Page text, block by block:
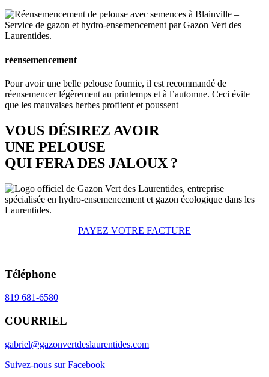
réensemencement
Pour avoir une belle pelouse fournie, il est recommandé de
réensemencer légèrement au printemps et à l’automne. Ceci évite
que les mauvaises herbes profitent et poussent
VOUS DÉSIREZ AVOIR
UNE PELOUSE
QUI FERA DES JALOUX ?
PAYEZ VOTRE FACTURE
Téléphone
819 681-6580
COURRIEL
gabriel@gazonvertdeslaurentides.com
Suivez-nous sur Facebook